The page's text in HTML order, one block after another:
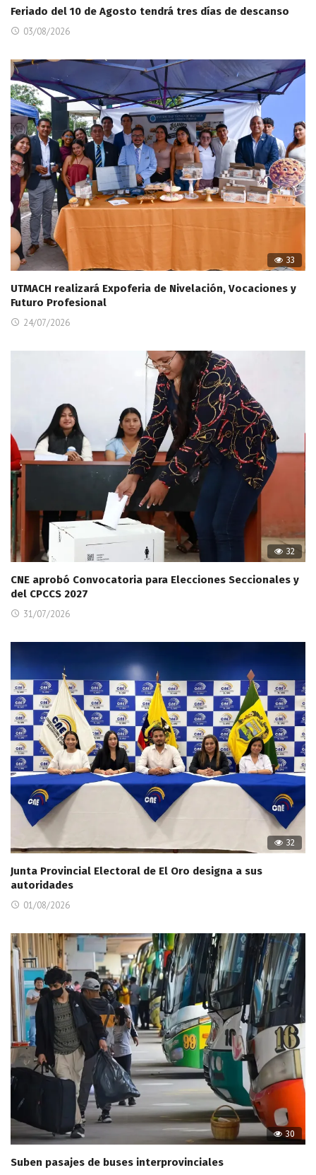
Feriado del 10 de Agosto tendrá tres días de descanso
03/08/2026
33
UTMACH realizará Expoferia de Nivelación, Vocaciones y
Futuro Profesional
24/07/2026
32
CNE aprobó Convocatoria para Elecciones Seccionales y
del CPCCS 2027
31/07/2026
32
Junta Provincial Electoral de El Oro designa a sus
autoridades
01/08/2026
30
Suben pasajes de buses interprovinciales